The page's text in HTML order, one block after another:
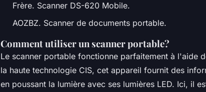
Frère. Scanner DS-620 Mobile.
AOZBZ. Scanner de documents portable.
Comment utiliser un scanner portable?
Le scanner portable fonctionne parfaitement à l'aide
la haute technologie CIS, cet appareil fournit des
en poussant la lumière avec ses lumières LED. Ici, il